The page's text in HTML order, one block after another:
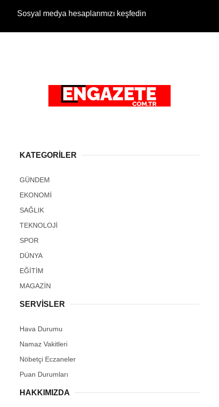
Sosyal medya hesaplarımızı keşfedin
KATEGORİLER
GÜNDEM
EKONOMİ
SAĞLIK
TEKNOLOJİ
SPOR
DÜNYA
EĞİTİM
MAGAZİN
SERVİSLER
Hava Durumu
Namaz Vakitleri
Nöbetçi Eczaneler
Puan Durumları
HAKKIMIZDA